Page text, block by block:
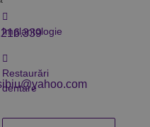
Implantologie
Restaurări
dentare